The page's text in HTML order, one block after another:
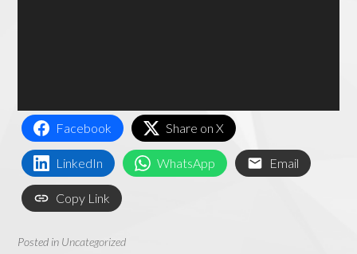
Facebook Share on X
LinkedIn WhatsApp Email
Copy Link
Posted in Uncategorized